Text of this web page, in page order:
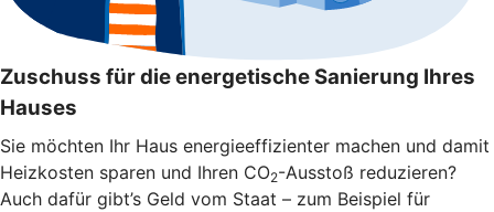
Zuschuss für die energetische Sanierung Ihres
Hauses
Sie möchten Ihr Haus energieeffizienter machen und damit
Heizkosten sparen und Ihren CO2-Ausstoß reduzieren?
Auch dafür gibt’s Geld vom Staat – zum Beispiel für